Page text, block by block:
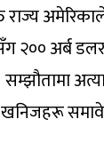
राज्य
२०० अर्ब
खनिजहरू